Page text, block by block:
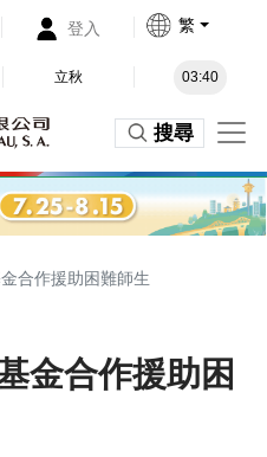
登入 繁
立秋 03:40
搜尋
合作援助困難師生
金合作援助困